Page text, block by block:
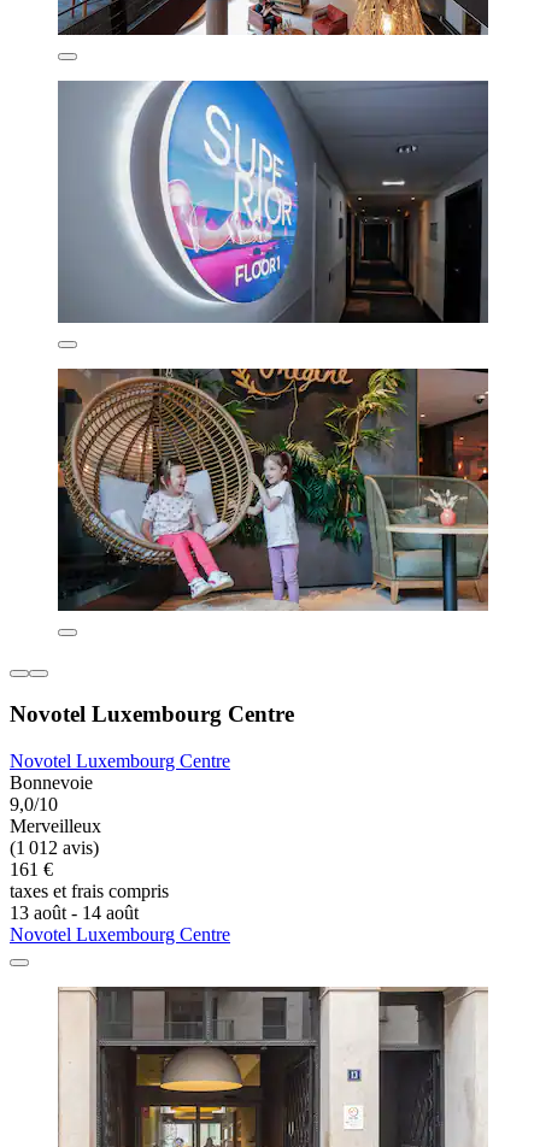
Novotel Luxembourg Centre
Novotel Luxembourg Centre
Bonnevoie
9,0/10
Merveilleux
(1 012 avis)
161 €
taxes et frais compris
13 août - 14 août
Novotel Luxembourg Centre